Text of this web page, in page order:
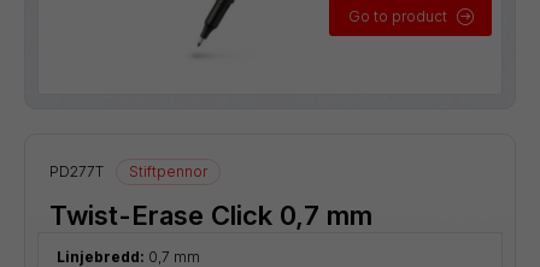
Go to product
PD277T Stiftpennor
Twist-Erase Click 0,7 mm
Linjebredd: 0,7 mm